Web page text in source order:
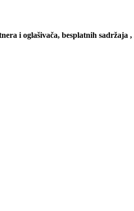
i oglašivača, besplatnih